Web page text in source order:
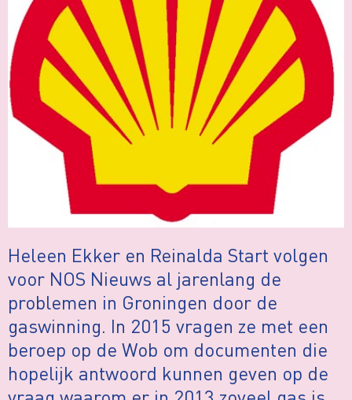
Heleen Ekker en Reinalda Start volgen
voor NOS Nieuws al jarenlang de
problemen in Groningen door de
gaswinning. In 2015 vragen ze met een
beroep op de Wob om documenten die
hopelijk antwoord kunnen geven op de